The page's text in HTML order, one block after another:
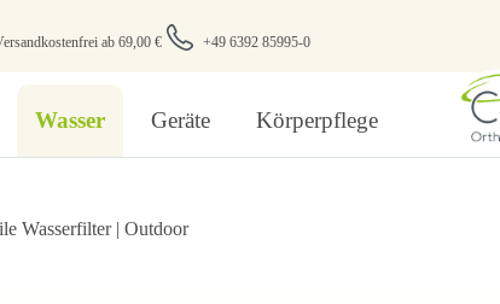
ab 69,00 € +49 6392 85995-0
Wasser Geräte Körperpflege
Wasserfilter | Outdoor